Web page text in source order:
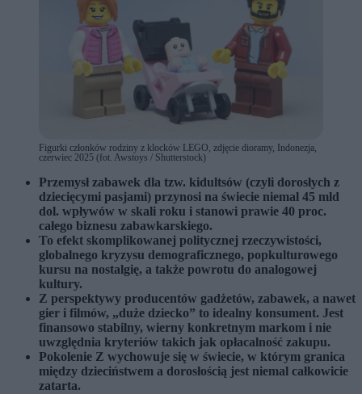
Figurki członków rodziny z klocków LEGO, zdjęcie dioramy, Indonezja,
czerwiec 2025 (fot. Awstoys / Shutterstock)
Przemysł zabawek dla tzw. kidultsów (czyli dorosłych z
dziecięcymi pasjami) przynosi na świecie niemal 45 mld
dol. wpływów w skali roku i stanowi prawie 40 proc.
całego biznesu zabawkarskiego.
To efekt skomplikowanej politycznej rzeczywistości,
globalnego kryzysu demograficznego, popkulturowego
kursu na nostalgię, a także powrotu do analogowej
kultury.
Z perspektywy producentów gadżetów, zabawek, a nawet
gier i filmów, „duże dziecko” to idealny konsument. Jest
finansowo stabilny, wierny konkretnym markom i nie
uwzględnia kryteriów takich jak opłacalność zakupu.
Pokolenie Z wychowuje się w świecie, w którym granica
między dzieciństwem a dorosłością jest niemal całkowicie
zatarta.